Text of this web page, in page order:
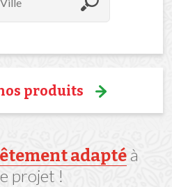
produits
adaptéà
projet !